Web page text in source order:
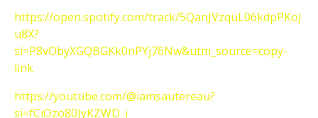
https://open.spotify.com/track/5QanJVzquL06kdpPKoJ
u8X?
si=P8vObyXGQBGKk0nPYj76Nw&utm_source=copy-
link
https://youtube.com/@iamsautereau?
si=fCiOzo80JyKZWD_i